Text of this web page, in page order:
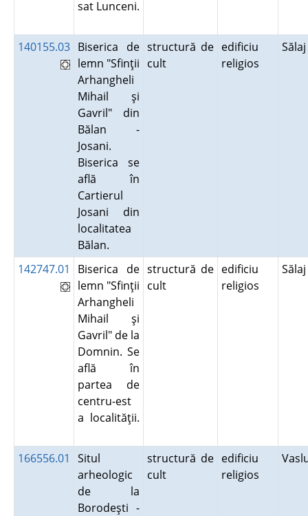
sat Lunceni.
140155.03 Biserica de
lemn "Sfinţii
Arhangheli
Mihail şi
Gavril" din
Bălan -
Josani.
Biserica se
află în
Cartierul
Josani din
localitatea
Bălan.
structură de
cult
edificiu
religios
142747.01
Biserica de
lemn "Sfinţii
Arhangheli
Mihail şi
Gavril" de la
Domnin. Se
află în
partea de
centru-est
a localităţii.
structură de
cult
edificiu
religios
166556.01
Situl
arheologic
de la
Borodeşti -
structură de
cult
edificiu
religios